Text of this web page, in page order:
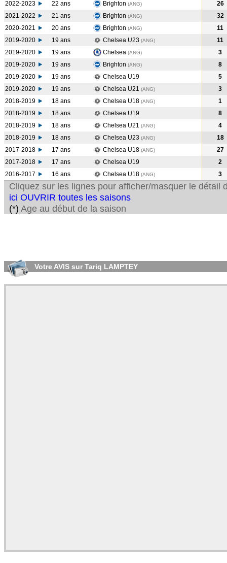
2022-2023 22 ans Brighton (ANG)
26
2021-2022
21 ans Brighton (ANG)
32
2020-2021
20 ans Brighton (ANG)
11
2019-2020
19 ans Chelsea U23 (ANG)
11
2019-2020
19 ans Chelsea (ANG)
3
2019-2020
19 ans Brighton (ANG)
8
2019-2020
19 ans Chelsea U19
5
2019-2020
19 ans Chelsea U21 (ANG)
3
2018-2019
18 ans Chelsea U18 (ANG)
1
2018-2019
18 ans Chelsea U19
8
2018-2019
18 ans Chelsea U21 (ANG)
4
2018-2019
18 ans Chelsea U23 (ANG)
18
2017-2018
17 ans Chelsea U18 (ANG)
27
2017-2018
17 ans Chelsea U19
2
2016-2017
16 ans Chelsea U18 (ANG) 3
Cliquez sur les lignes pour afficher/masquer le détail
ici OUVRIR toutes les saisons
(*) Age au début de la saison
Votre AVIS sur Tariq LAMPTEY